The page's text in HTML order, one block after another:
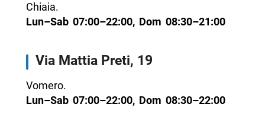
Chiaia.
Lun–Sab 07:00–22:00, Dom 08:30–21:00
Via Mattia Preti, 19
Vomero.
Lun–Sab 07:00–22:00, Dom 08:30–22:00